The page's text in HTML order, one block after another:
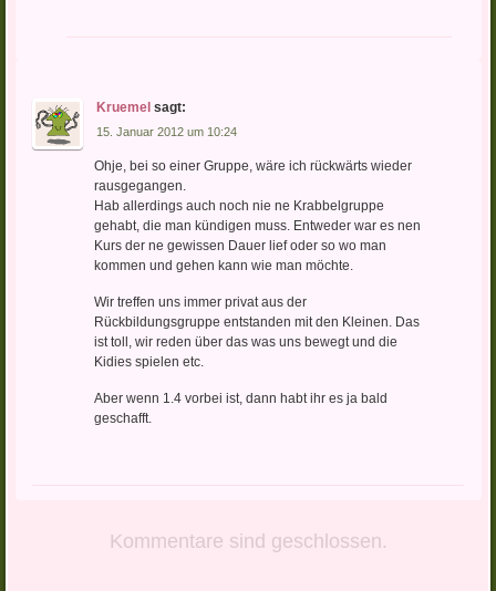
Kruemel sagt:
15. Januar 2012 um 10:24
Ohje, bei so einer Gruppe, wäre ich rückwärts wieder
rausgegangen.
Hab allerdings auch noch nie ne Krabbelgruppe
gehabt, die man kündigen muss. Entweder war es nen
Kurs der ne gewissen Dauer lief oder so wo man
kommen und gehen kann wie man möchte.
Wir treffen uns immer privat aus der
Rückbildungsgruppe entstanden mit den Kleinen. Das
ist toll, wir reden über das was uns bewegt und die
Kidies spielen etc.
Aber wenn 1.4 vorbei ist, dann habt ihr es ja bald
geschafft.
Kommentare sind geschlossen.